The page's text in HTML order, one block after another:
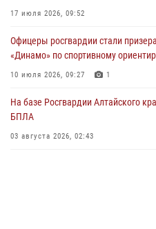
Сотрудники Росгвардии провели
03 июля 2026, 04:03
Управление Росгвардии по
02 июля 2026, 00:55
В краевом управлении
17 июля 2026, 09:52
Офицеры росгвардии стали
«Динамо» по спортивному
10 июля 2026, 09:27 1
На базе Росгвардии Алтайского
БПЛА
03 августа 2026, 02:43